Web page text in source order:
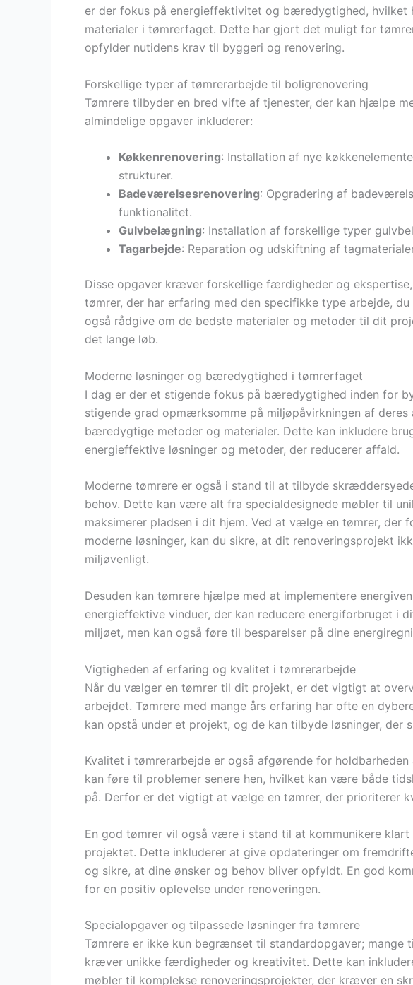
er der fokus på energieffektivitet og bæredygtighed, hvilket
materialer i tømrerfaget. Dette har gjort det muligt for
opfylder nutidens krav til byggeri og renovering.
Forskellige typer af tømrerarbejde til boligrenovering
Tømrere tilbyder en bred vifte af tjenester, der kan hjælpe
almindelige opgaver inkluderer:
Køkkenrenovering: Installation af nye
strukturer.
Badeværelsesrenovering: Opgradering af
funktionalitet.
Gulvbelægning: Installation af forskellige typer
Tagarbejde: Reparation og udskiftning af
Disse opgaver kræver forskellige færdigheder og
tømrer, der har erfaring med den specifikke type arbejde,
også rådgive om de bedste materialer og metoder til dit
det lange løb.
Moderne løsninger og bæredygtighed i tømrerfaget
I dag er der et stigende fokus på bæredygtighed inden for
stigende grad opmærksomme på miljøpåvirkningen af
bæredygtige metoder og materialer. Dette kan inkludere
energieffektive løsninger og metoder, der reducerer affald.
Moderne tømrere er også i stand til at tilbyde
behov. Dette kan være alt fra specialdesignede møbler til
maksimerer pladsen i dit hjem. Ved at vælge en tømrer, der
moderne løsninger, kan du sikre, at dit renoveringsprojekt
miljøvenligt.
Desuden kan tømrere hjælpe med at implementere
energieffektive vinduer, der kan reducere energiforbruget i
miljøet, men kan også føre til besparelser på dine
Vigtigheden af erfaring og kvalitet i tømrerarbejde
Når du vælger en tømrer til dit projekt, er det vigtigt at
arbejdet. Tømrere med mange års erfaring har ofte en
kan opstå under et projekt, og de kan tilbyde løsninger, der
Kvalitet i tømrerarbejde er også afgørende for
kan føre til problemer senere hen, hvilket kan være både
på. Derfor er det vigtigt at vælge en tømrer, der prioriterer
En god tømrer vil også være i stand til at kommunikere
projektet. Dette inkluderer at give opdateringer om
og sikre, at dine ønsker og behov bliver opfyldt. En god
for en positiv oplevelse under renoveringen.
Specialopgaver og tilpassede løsninger fra tømrere
Tømrere er ikke kun begrænset til standardopgaver; mange
kræver unikke færdigheder og kreativitet. Dette kan
møbler til komplekse renoveringsprojekter, der kræver en